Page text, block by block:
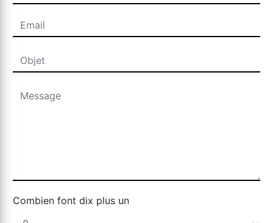
Combien font dix plus un